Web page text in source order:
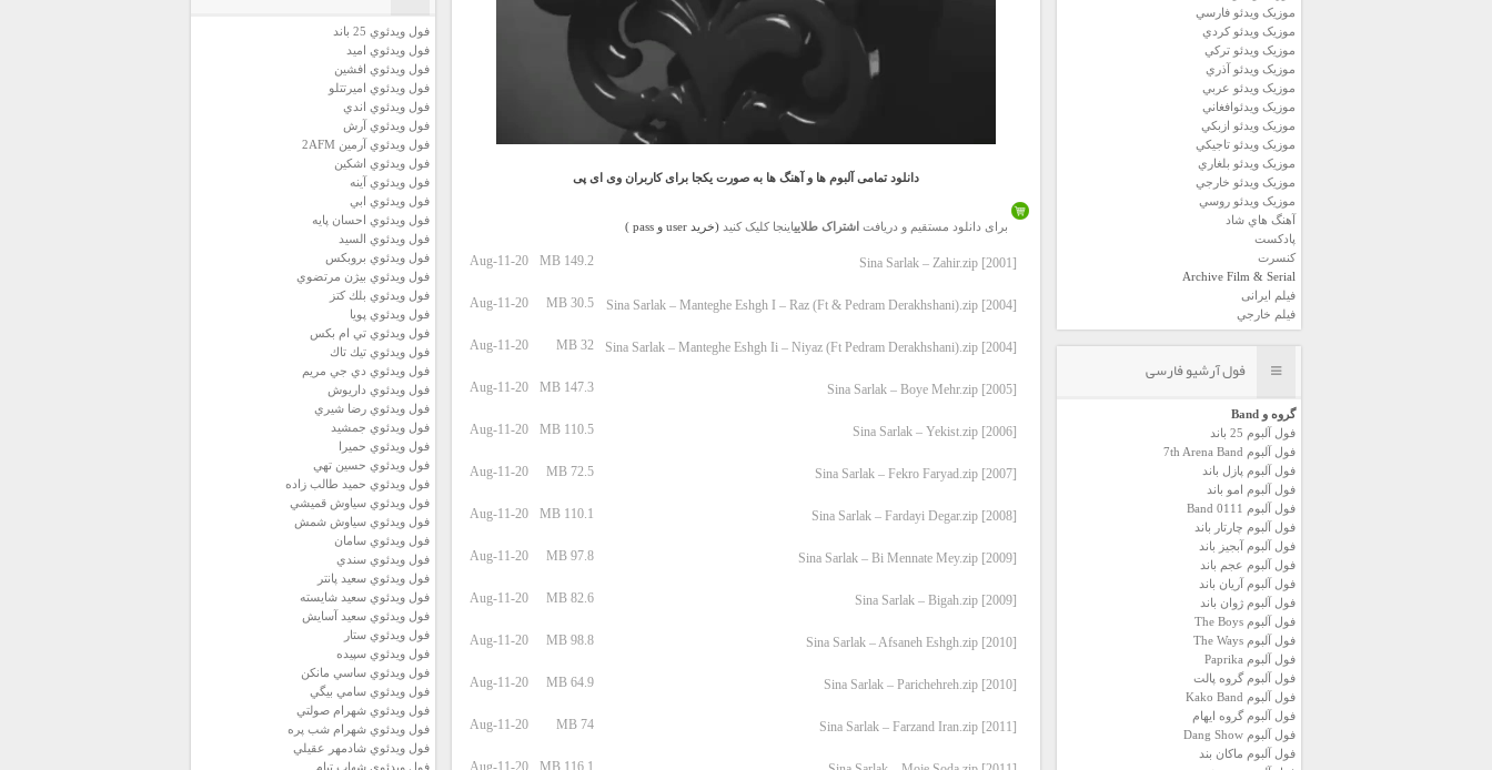
موزيک ويدئو فارسي
موزيک ويدئو كردي
موزيک ويدئو تركي
موزيک ويدئو آذري
موزيک ويدئو عربي
موزيک ويدئوافغاني
موزيک ويدئو ازبكي
موزيک ويدئو تاجيكي
موزيک ويدئو بلغاري
موزيک ويدئو خارجي
موزيک ويدئو روسي
آهنگ هاي شاد
پادكست
كنسرت
Archive Film & Serial
فیلم ایرانی
فیلم خارجي
فول آرشیو فارسی
گروه و Band
فول آلبوم 25 باند
فول آلبوم 7th Arena Band
فول آلبوم پازل باند
فول آلبوم امو باند
فول آلبوم 0111 Band
فول آلبوم چارتار باند
فول آلبوم آبجيز باند
فول آلبوم عجم باند
فول آلبوم آريان باند
فول آلبوم ژوان باند
فول آلبوم The Boys
فول آلبوم The Ways
فول آلبوم Paprika
فول آلبوم گروه پالت
فول آلبوم Kako Band
فول آلبوم گروه ایهام
فول آلبوم Dang Show
فول آلبوم ماکان بند
دانلود تمامی آلبوم ها و آهنگ ها به صورت یکجا برای کاربران وی ای پی
برای دانلود مستقیم و دریافت اشتراک طلاییاینجا کلیک کنید (خرید user و pass )
[2001] Sina Sarlak – Zahir.zip
149.2 MB
Aug-11-20
[2004] Sina Sarlak – Manteghe Eshgh I – Raz (Ft & Pedram Derakhshani).zip
30.5 MB
Aug-11-20
[2004] Sina Sarlak – Manteghe Eshgh Ii – Niyaz (Ft Pedram Derakhshani).zip
32 MB
Aug-11-20
[2005] Sina Sarlak – Boye Mehr.zip
147.3 MB
Aug-11-20
[2006] Sina Sarlak – Yekist.zip
110.5 MB
Aug-11-20
[2007] Sina Sarlak – Fekro Faryad.zip
72.5 MB
Aug-11-20
[2008] Sina Sarlak – Fardayi Degar.zip
110.1 MB
Aug-11-20
[2009] Sina Sarlak – Bi Mennate Mey.zip
97.8 MB
Aug-11-20
[2009] Sina Sarlak – Bigah.zip
82.6 MB
Aug-11-20
[2010] Sina Sarlak – Afsaneh Eshgh.zip
98.8 MB
Aug-11-20
[2010] Sina Sarlak – Parichehreh.zip
64.9 MB
Aug-11-20
[2011] Sina Sarlak – Farzand Iran.zip
74 MB
Aug-11-20
116.1 MB
Aug-11-20
فول ويدئوي 25 باند
فول ويدئوي اميد
فول ويدئوي افشين
فول ويدئوي اميرتتلو
فول ويدئوي اندي
فول ويدئوي آرش
فول ويدئوي آرمين 2AFM
فول ويدئوي اشكين
فول ويدئوي آينه
فول ويدئوي ابي
فول ويدئوي احسان پايه
فول ويدئوي السيد
فول ويدئوي بروبكس
فول ويدئوي بيژن مرتضوي
فول ويدئوي بلك كتز
فول ويدئوي پويا
فول ويدئوي تي ام بكس
فول ويدئوي تيك تاك
فول ويدئوي دي جي مريم
فول ويدئوي داريوش
فول ويدئوي رضا شيري
فول ويدئوي جمشيد
فول ويدئوي حميرا
فول ويدئوي حسين تهي
فول ويدئوي حميد طالب زاده
فول ويدئوي سياوش قميشي
فول ويدئوي سياوش شمش
فول ويدئوي سامان
فول ويدئوي سندي
فول ويدئوي سعيد پانتر
فول ويدئوي سعيد شايسته
فول ويدئوي سعيد آسايش
فول ويدئوي ستار
فول ويدئوي سپيده
فول ويدئوي ساسي مانكن
فول ويدئوي سامي بيگي
فول ويدئوي شهرام صولتي
فول ويدئوي شهرام شب پره
فول ويدئوي شادمهر عقيلي
فول ويدئوي شهاب تيام